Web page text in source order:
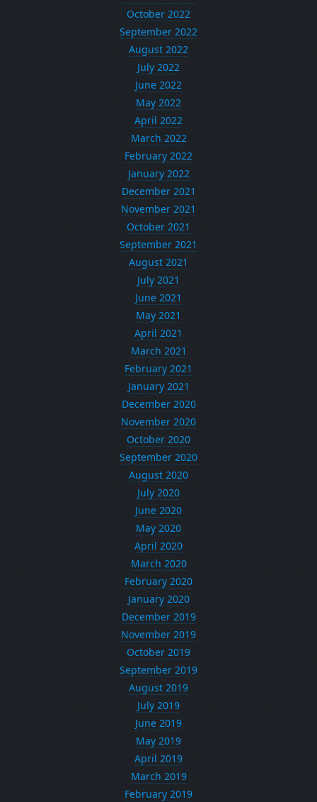
October 2022
September 2022
August 2022
July 2022
June 2022
May 2022
April 2022
March 2022
February 2022
January 2022
December 2021
November 2021
October 2021
September 2021
August 2021
July 2021
June 2021
May 2021
April 2021
March 2021
February 2021
January 2021
December 2020
November 2020
October 2020
September 2020
August 2020
July 2020
June 2020
May 2020
April 2020
March 2020
February 2020
January 2020
December 2019
November 2019
October 2019
September 2019
August 2019
July 2019
June 2019
May 2019
April 2019
March 2019
February 2019